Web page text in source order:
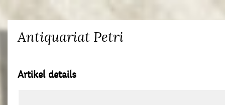
Antiquariat Petri
Artikel details